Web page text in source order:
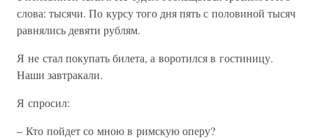
слова: тысячи. По курсу того дня пять с половиной тысяч
равнялись девяти рублям.
Я не стал покупать билета, а воротился в гостиницу.
Наши завтракали.
Я спросил:
– Кто пойдет со мною в римскую оперу?